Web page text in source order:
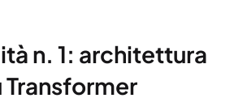
n. 1: architettura
Transformer